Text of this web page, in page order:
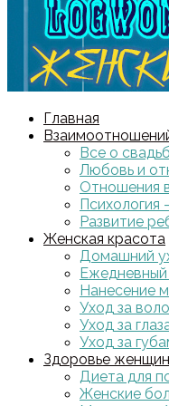
Главная
Все о
Любовь и
Отношения
Психология
Развитие
Женская красота
Домашний
Нанесение
Уход за
Уход за
Уход за
Здоровье
Диета для
Женские